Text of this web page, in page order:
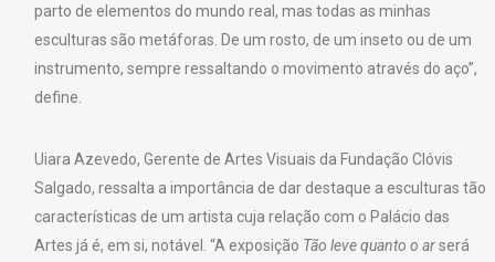
parto de elementos do mundo real, mas todas as minhas
esculturas são metáforas. De um rosto, de um inseto ou de um
instrumento, sempre ressaltando o movimento através do aço”,
define.
Uiara Azevedo, Gerente de Artes Visuais da Fundação Clóvis
Salgado, ressalta a importância de dar destaque a esculturas tão
características de um artista cuja relação com o Palácio das
Artes já é, em si, notável. “A exposição Tão leve quanto o arserá